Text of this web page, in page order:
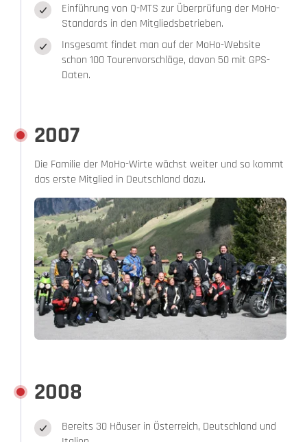
Einführung von Q-MTS zur Überprüfung der MoHo-
Standards in den Mitgliedsbetrieben.
Insgesamt findet man auf der MoHo-Website
schon 100 Tourenvorschläge, davon 50 mit GPS-
Daten.
2007
Die Familie der MoHo-Wirte wächst weiter und so kommt
das erste Mitglied in Deutschland dazu.
2008
Bereits 30 Häuser in Österreich, Deutschland und